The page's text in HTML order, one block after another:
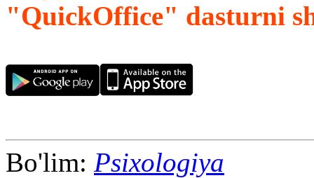
"QuickOffice" dasturni
Bo'lim: Psixologiya